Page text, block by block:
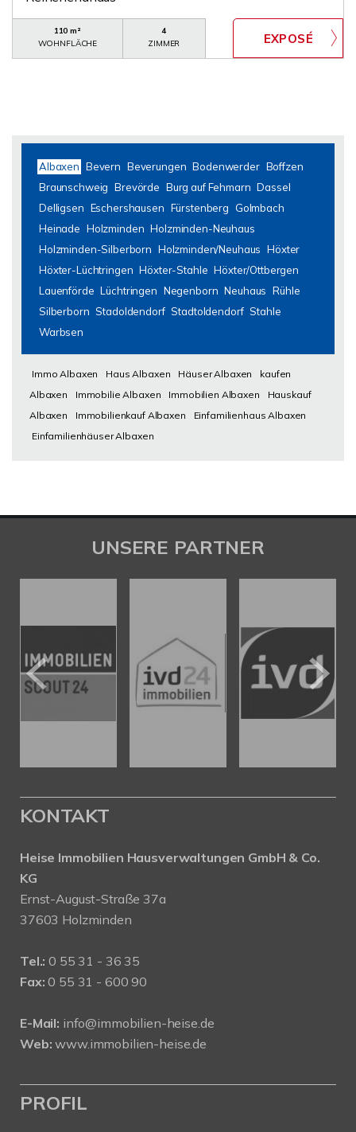
110 m²
WOHNFLÄCHE
4
ZIMMER
Albaxen Bevern Beverungen Bodenwerder Boffzen
Braunschweig Brevörde Burg auf Fehmarn Dassel
Delligsen Eschershausen Fürstenberg
Golmbach
Heinade Holzminden Holzminden-Neuhaus
Holzminden-Silberborn Holzminden/Neuhaus Höxter
Höxter-Lüchtringen Höxter-Stahle Höxter/Ottbergen
Lauenförde Lüchtringen Negenborn Neuhaus Rühle
Silberborn Stadoldendorf Stadtoldendorf Stahle
Warbsen
Immo Albaxen Haus Albaxen Häuser Albaxen
kaufen
Albaxen
Immobilie Albaxen Immobilien Albaxen
Hauskauf
Albaxen
Immobilienkauf Albaxen
Einfamilienhaus Albaxen
Einfamilienhäuser Albaxen
UNSERE PARTNER
KONTAKT
Heise Immobilien Hausverwaltungen GmbH & Co.
KG
Ernst-August-Straße 37a
37603 Holzminden
Tel.: 0 55 31 - 36 35
Fax: 0 55 31 - 600 90
E-Mail: info@immobilien-heise.de
Web: www.immobilien-heise.de
PROFIL